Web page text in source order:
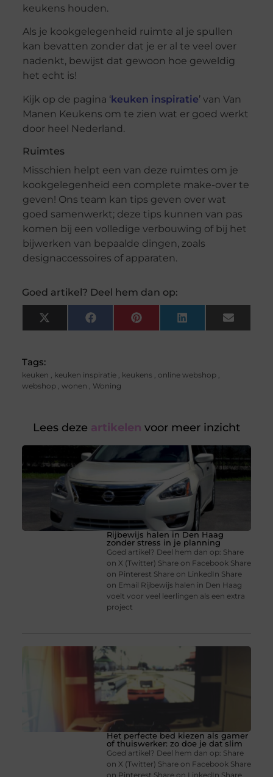
keukens houden.
Als je kookgelegenheid ruimte al je spullen
kan bevatten zonder dat je er al te veel over
nadenkt, bewijst dat gewoon hoe geweldig
het echt is!
Kijk op de pagina ‘keuken inspiratie’ van Van
Manen Keukens om te zien wat er goed werkt
door heel Nederland.
Ruimtes
Misschien helpt een van deze ruimtes om je
kookgelegenheid een complete make-over te
geven! Ons team kan tips geven over wat
goed samenwerkt; deze tips kunnen van pas
komen bij een volledige verbouwing of bij het
bijwerken van bepaalde dingen, zoals
designaccessoires of apparaten.
Goed artikel? Deel hem dan op:
X
(Twitter)
FacebookPinterest LinkedIn Email
Tags:
keuken , keuken inspiratie, keukens, online webshop,
webshop, wonen , Woning
Lees deze artikelen voor meer inzicht
Rijbewijs halen in Den Haag
zonder stress in je planning
Goed artikel? Deel hem dan op: Share
on X (Twitter) Share on Facebook Share
on Pinterest Share on LinkedIn Share
on Email Rijbewijs halen in Den Haag
voelt voor veel leerlingen als een extra
project
Het perfecte bed kiezen als gamer
of thuiswerker: zo doe je dat slim
Goed artikel? Deel hem dan op: Share
on X (Twitter) Share on Facebook Share
on Pinterest Share on LinkedIn Share